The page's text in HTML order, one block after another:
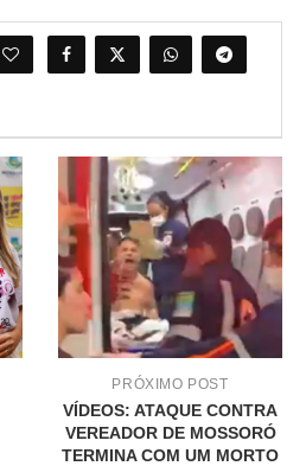
PRÓXIMO POST
VÍDEOS: ATAQUE CONTRA
VEREADOR DE MOSSORÓ
TERMINA COM UM MORTO